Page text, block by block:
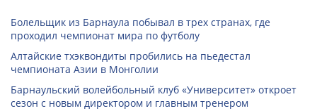
Болельщик из Барнаула побывал в трех странах, где
проходил чемпионат мира по футболу
Алтайские тхэквондиты пробились на пьедестал
чемпионата Азии в Монголии
Барнаульский волейбольный клуб «Университет» откроет
сезон с новым директором и главным тренером